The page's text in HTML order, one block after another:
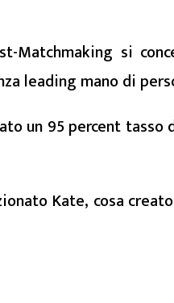
si
leading mano di
un 95 percent
Kate, cosa